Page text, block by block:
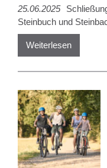
25.06.2025
Steinbuch und
Weiterlesen